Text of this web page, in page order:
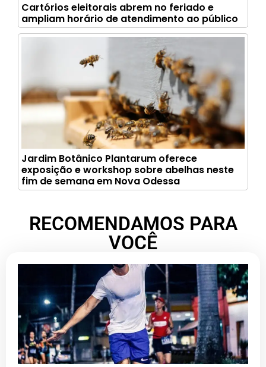
Cartórios eleitorais abrem no feriado e
ampliam horário de atendimento ao público
Jardim Botânico Plantarum oferece
exposição e workshop sobre abelhas neste
fim de semana em Nova Odessa
RECOMENDAMOS PARA
VOCÊ